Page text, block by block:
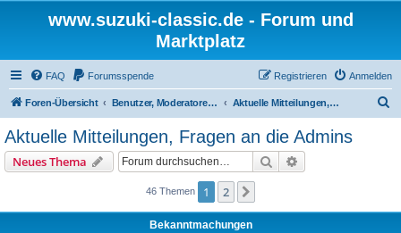
www.suzuki-classic.de - Forum und
Marktplatz
FAQ Forumsspende Anmelden
Registrieren
Foren-Übersicht Benutzer, Moderatoren und Admins Aktuelle Mitteilungen, Fragen an die Admins
Aktuelle Mitteilungen, Fragen an die Admins
Neues Thema Suche
46 Themen 1 2
Bekanntmachungen